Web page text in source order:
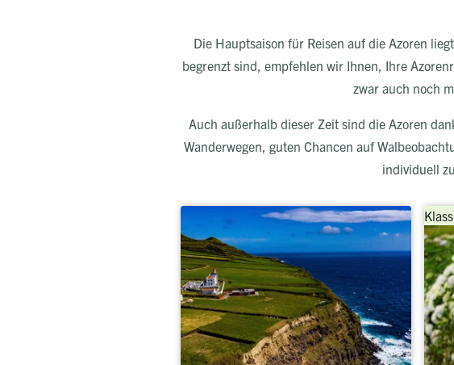
Die Hauptsaison für Reisen auf die Azoren liegt
begrenzt sind, empfehlen wir Ihnen, Ihre
zwar auch noch
Auch außerhalb dieser Zeit sind die Azoren
Wanderwegen, guten Chancen auf
individuell